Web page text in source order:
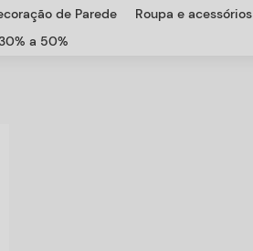
de Parede Roupa e acessórios
a 50%